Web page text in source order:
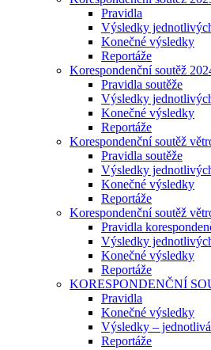
Pravidla
Výsledky
Konečné výsledky
Reportáže
Korespondenční soutěž
Pravidla soutěže
Výsledky
Konečné výsledky
Reportáže
Korespondenční soutěž
Pravidla soutěže
Výsledky
Konečné výsledky
Reportáže
Korespondenční soutěž
Pravidla
Výsledky
Konečné výsledky
Reportáže
KORESPONDENČNÍ
Pravidla
Konečné výsledky
Výsledky –
Reportáže